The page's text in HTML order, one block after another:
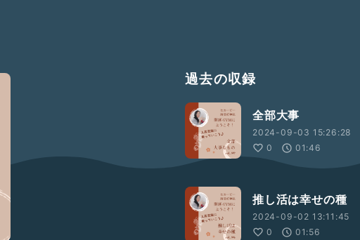
過去の収録
全部大事
2024-09-03 15:26:28
0
01:46
推し活は幸せの種
2024-09-02 13:11:45
0
01:56